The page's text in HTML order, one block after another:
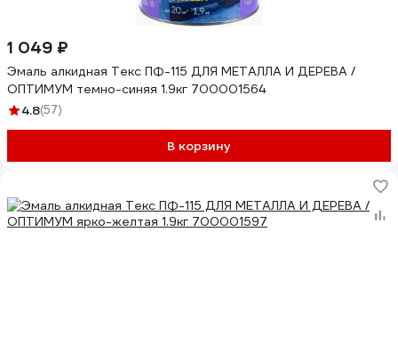
1 049 ₽
Эмаль алкидная Текс ПФ-115 ДЛЯ МЕТАЛЛА И ДЕРЕВА /
ОПТИМУМ темно-синяя 1.9кг 700001564
4.8(57)
В корзину